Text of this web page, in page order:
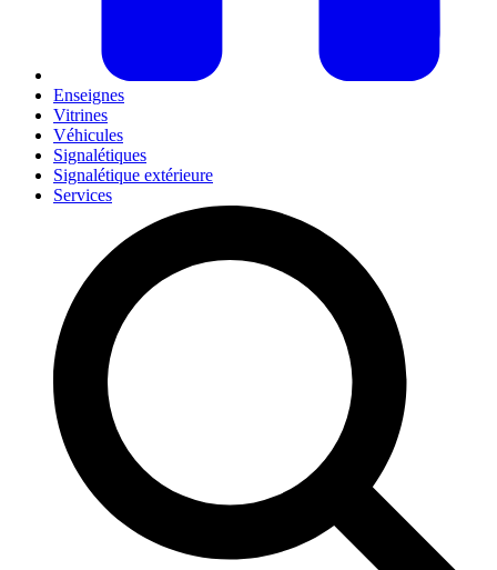
Enseignes
Vitrines
Véhicules
Signalétiques
Signalétique extérieure
Services